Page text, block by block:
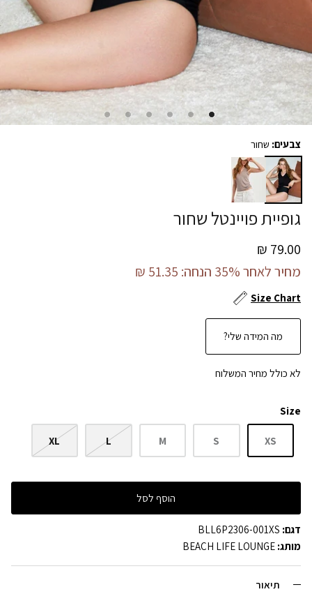
גופיית פויינטל שחור
79.00 ₪
מחיר לאחר 35% הנחה:
51.35 ₪
Size Chart
מה המידה שלי?
לא כולל מחיר המשלוח
צבעים: שחור
Size
XS
S
M
L
XL
הוסף לסל
דגם: BLL6P2306-001XS
מותג: BEACH LIFE LOUNGE
תיאור